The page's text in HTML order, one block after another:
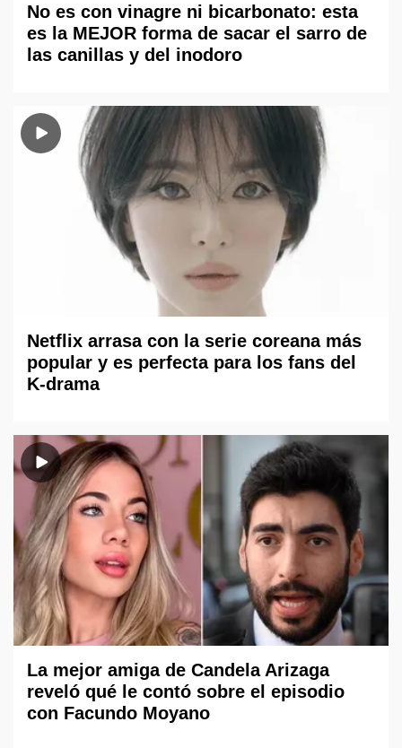
No es con vinagre ni bicarbonato: esta
es la MEJOR forma de sacar el sarro de
las canillas y del inodoro
Netflix arrasa con la serie coreana más
popular y es perfecta para los fans del
K-drama
La mejor amiga de Candela Arizaga
reveló qué le contó sobre el episodio
con Facundo Moyano